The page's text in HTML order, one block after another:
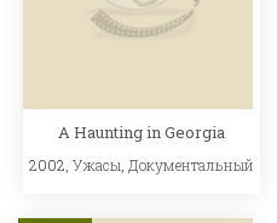
A Haunting in Georgia
2002,Ужасы,Документальный